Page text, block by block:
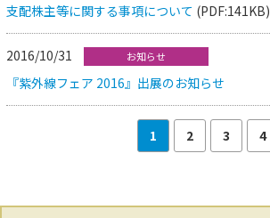
支配株主等に関する事項について (PDF:141KB)
2016/10/31 お知らせ
『紫外線フェア 2016』出展のお知らせ
1 2 3 4